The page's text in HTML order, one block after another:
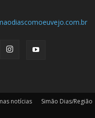
notícias Simão Dias/Região